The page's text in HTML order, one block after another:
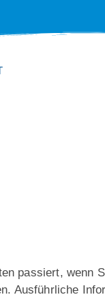
passiert, wenn
Ausführliche